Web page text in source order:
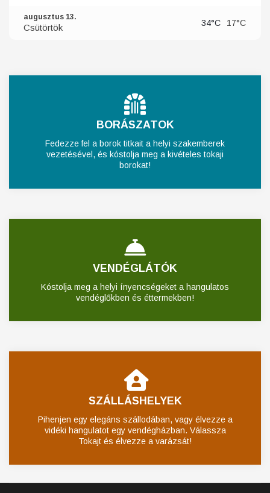
augusztus 13.
Csütörtök 34°C 17°C
BORÁSZATOK
Fedezze fel a borok titkait a helyi szakemberek
vezetésével, és kóstolja meg a kivételes tokaji
borokat!
VENDÉGLÁTÓK
Kóstolja meg a helyi ínyencségeket a hangulatos
vendéglőkben és éttermekben!
SZÁLLÁSHELYEK
Pihenjen egy elegáns szállodában, vagy élvezze a
vidéki hangulatot egy vendégházban. Válassza
Tokajt és élvezze a varázsát!